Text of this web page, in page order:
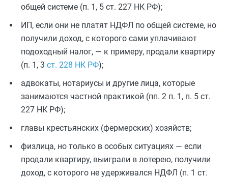
общей системе (п. 1, 5 ст. 227 НК РФ);
ИП, если они не платят НДФЛ по общей системе, но
получили доход, с которого сами уплачивают
подоходный налог, — к примеру, продали квартиру
(п. 1, 3 ст. 228 НК РФ);
адвокаты, нотариусы и другие лица, которые
занимаются частной практикой (пп. 2 п. 1, п. 5 ст.
227 НК РФ);
главы крестьянских (фермерских) хозяйств;
физлица, но только в особых ситуациях — если
продали квартиру, выиграли в лотерею, получили
доход, с которого не удерживался НДФЛ (п. 1 ст.